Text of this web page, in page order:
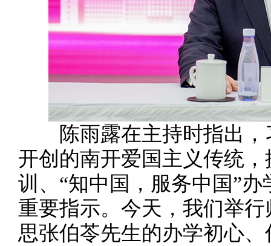
陈雨露在主持时指出，
开创的南开爱国主义传统
训、“知中国，服务中国”
重要指示。今天，我们举
思张伯苓先生的办学初心